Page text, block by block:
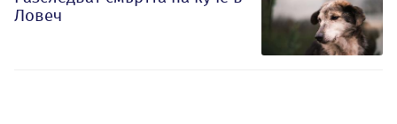
Ловеч